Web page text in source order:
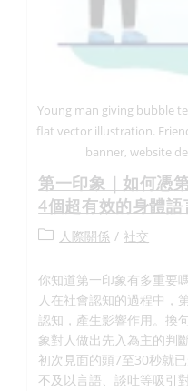
Young man giving bubble
flat vector illustration.
banner, website
第一印象｜如何憑
4個超有效的身體語
人際關係 / 社交
你知道第一印象有多重要
人在社會認知的過程中，
認知，產生影響作用。換
象對人做出先入為主的判
初次見面的頭7至30秒就
不及以言語、談吐等吸引